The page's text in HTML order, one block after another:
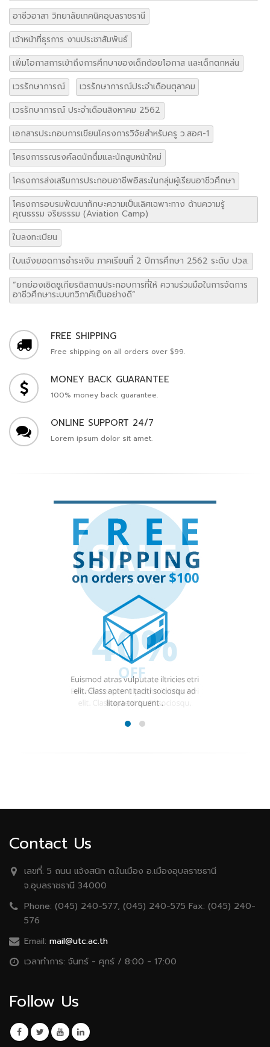
อาชีวอาสา วิทยาลัยเทคนิคอุบลราชธานี
เจ้าหน้าที่ธุรการ งานประชาสัมพันธ์
เพิ่มโอกาสการเข้าถึงการศึกษาของเด็กด้อยโอกาส และเด็กตกหล่น
เวรรักษาการณ์
เวรรักษาการณ์ประจำเดือนตุลาคม
เวรรักษาการณ์ ประจำเดือนสิงหาคม 2562
เอกสารประกอบการเขียนโครงการวิจัยสำหรับครู ว.สอศ-1
โครงการรณรงค์ลดนักดื่มและนักสูบหน้าใหม่
โครงการส่งเสริมการประกอบอาชีพอิสระในกลุ่มผู้เรียนอาชีวศึกษา
โครงการอบรมพัฒนาทักษะความเป็นเลิศเฉพาะทาง ด้านความรู้
คุณธรรม จริยธรรม (Aviation Camp)
ใบลงทะเบียน
ใบแจ้งยอดการชำระเงิน ภาคเรียนที่ 2 ปีการศึกษา 2562 ระดับ ปวส.
“ยกย่องเชิดชูเกียรติสถานประกอบการที่ให้ ความร่วมมือในการจัดการ
อาชีวศึกษาระบบทวิภาคีเป็นอย่างดี”
FREE SHIPPING
Free shipping on all orders over $99.
MONEY BACK GUARANTEE
100% money back guarantee.
ONLINE SUPPORT 24/7
Lorem ipsum dolor sit amet.
Contact Us
เลขที่: 5 ถนน เเจ้งสนิท ต.ในเมือง อ.เมืองอุบลราชธานี
จ.อุบลราชธานี 34000
Phone: (045) 240-577, (045) 240-575 Fax: (045) 240-
576
Email: mail@utc.ac.th
เวลาทำการ: จันทร์ - ศุกร์ / 8:00 - 17:00
Follow Us